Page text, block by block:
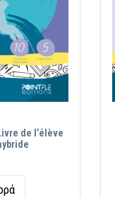
de l’élève